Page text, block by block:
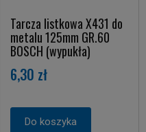
Tarcza listkowa X431 do
metalu 125mm GR.60
BOSCH (wypukła)
6,30 zł
Do koszyka